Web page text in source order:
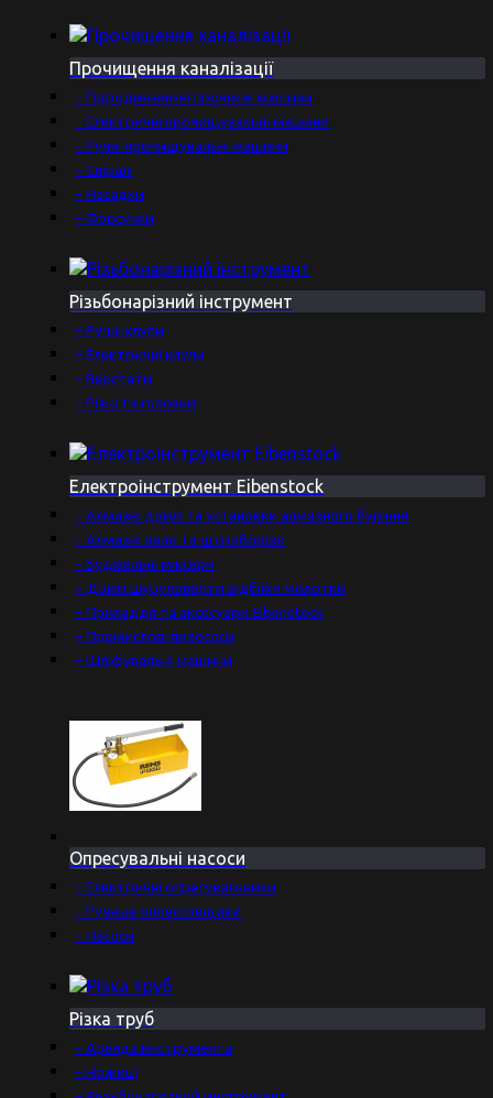
Прочищення каналізації
– Гідродинамічні прочисні машини
– Електричні прочищувальні машини
– Ручні прочищувальні машини
– Спіралі
– Насадки
– Форсунки
Різьбонарізний інструмент
– Ручні клупи
– Електричні клупи
– Верстати
– Різці та головки
Електроінструмент Eibenstock
– Алмазні дрилі та установки алмазного буріння
– Алмазні пили та штроборізи
– Будівельні міксери
– Дрилі шуруповерти відбійні молотки
– Приладдя та аксесуари Eibenstock
– Промислові пилососи
– Шліфувальні машини
Опресувальні насоси
– Електричні опресувальники
– Ручные опрессовщики
– Насоси
Різка труб
– Аренда инструмента
– Ножиці